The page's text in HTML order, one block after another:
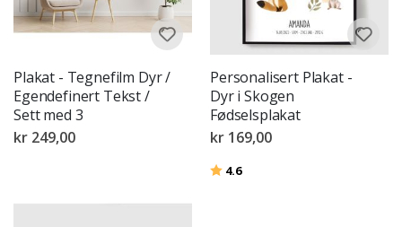
Plakat - Tegnefilm Dyr /
Egendefinert Tekst /
Sett med 3
kr 249,00
Personalisert Plakat -
Dyr i Skogen
Fødselsplakat
kr 169,00
Karakter:
4.6av 5 mulige